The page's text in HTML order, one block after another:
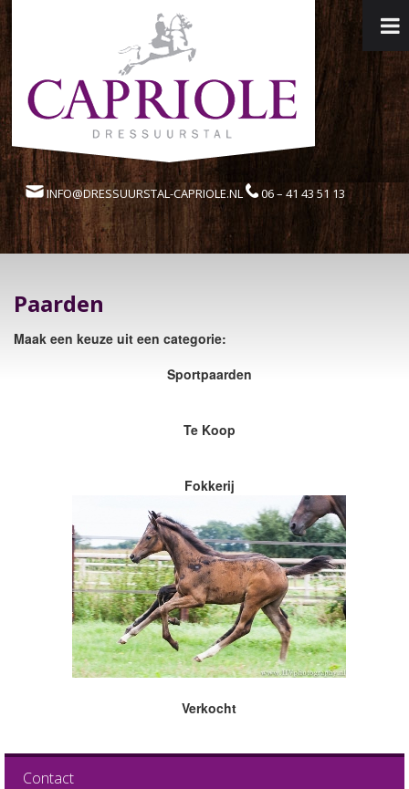
INFO@DRESSUURSTAL-CAPRIOLE.NL 06 – 41 43 51 13
Paarden
Maak een keuze uit een categorie:
Sportpaarden
Te Koop
Fokkerij
Verkocht
Contact